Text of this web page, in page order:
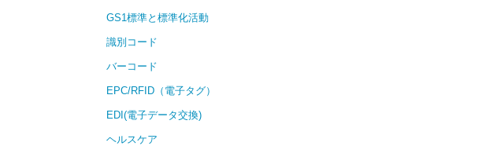
GS1標準と標準化活動
識別コード
バーコード
EPC/RFID（電子タグ）
EDI(電子データ交換)
ヘルスケア